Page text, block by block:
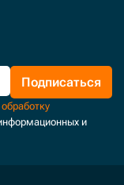
Подписаться
обработку
и